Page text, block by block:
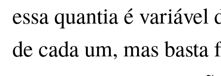
essa quantia é variável
de cada um, mas